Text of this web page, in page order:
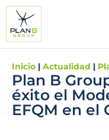
Inicio | Actualidad |
Plan B
éxito el
EFQM en el